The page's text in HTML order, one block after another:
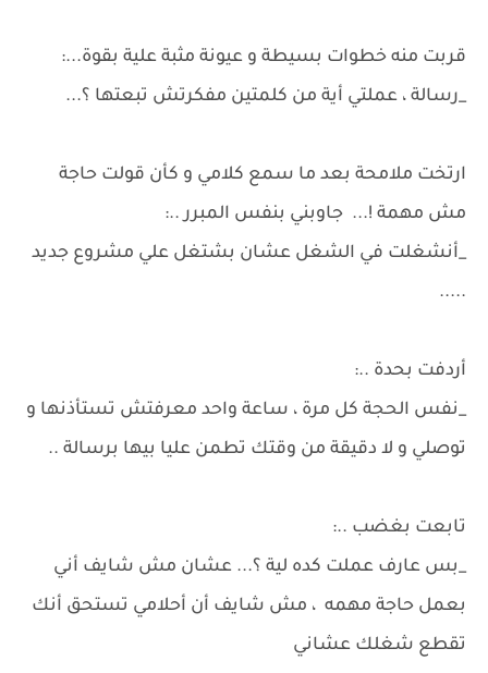
قربت منه خطوات بسيطة و عيونة مثبة علية بقوة...:
_رسالة ، عملتي أية من كلمتين مفكرتش تبعتها ؟...
ارتخت ملامحة بعد ما سمع كلامي و كأن قولت حاجة
مش مهمة !... جاوبني بنفس المبرر ..:
_أنشغلت في الشغل عشان بشتغل علي مشروع جديد
.....
أردفت بحدة ..:
_نفس الحجة كل مرة ، ساعة واحد معرفتش تستأذنها و
توصلي و لا دقيقة من وقتك تطمن عليا بيها برسالة ..
تابعت بغضب ..:
_بس عارف عملت كده لية ؟... عشان مش شايف أني
بعمل حاجة مهمه ، مش شايف أن أحلامي تستحق أنك
تقطع شغلك عشاني